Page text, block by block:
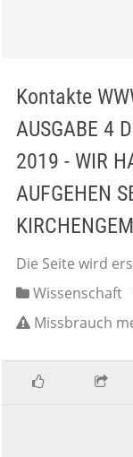
Kontakte
AUSGABE 4
2019 - WIR
AUFGEHEN
Die Seite wird
Wissenschaft
Missbrauch